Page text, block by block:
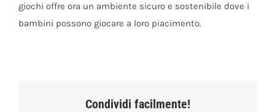
giochi offre ora un ambiente sicuro e sostenibile dove i
bambini possono giocare a loro piacimento.
Condividi facilmente!